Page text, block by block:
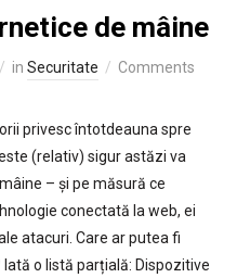
de mâine
in Securitate
Comments
privesc întotdeauna spre
(relativ) sigur astăzi va
– și pe măsură ce
conectată la web, ei
atacuri. Care ar putea fi
o listă parțială: Dispozitive